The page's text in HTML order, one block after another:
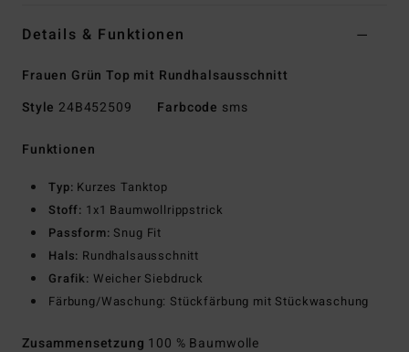
Details & Funktionen
Frauen Grün Top mit Rundhalsausschnitt
Style 24B452509 Farbcode sms
Funktionen
Typ: Kurzes Tanktop
Stoff: 1x1 Baumwollrippstrick
Passform: Snug Fit
Hals: Rundhalsausschnitt
Grafik: Weicher Siebdruck
Färbung/Waschung: Stückfärbung mit Stückwaschung
Zusammensetzung 100 % Baumwolle